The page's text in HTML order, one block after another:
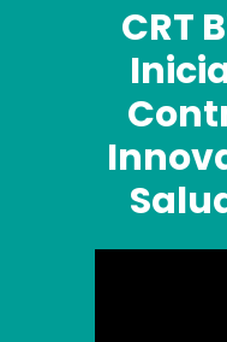
CRT